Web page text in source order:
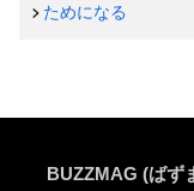
ためになる
BUZZMAG (ばず